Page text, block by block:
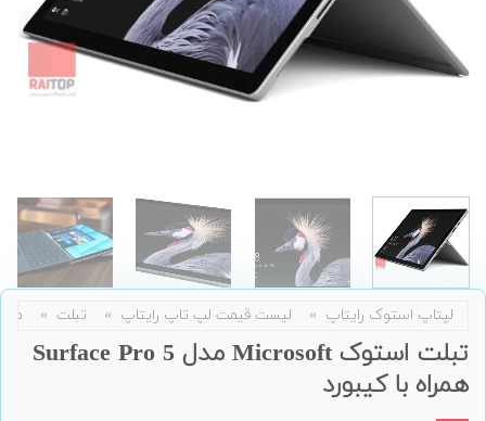
لپتاپ استوک رایتاپ » لیست قیمت لپ تاپ رایتاپ » تبلت »
تبلت استوک Microsoft مدل Surface Pro 5
همراه با کیبورد